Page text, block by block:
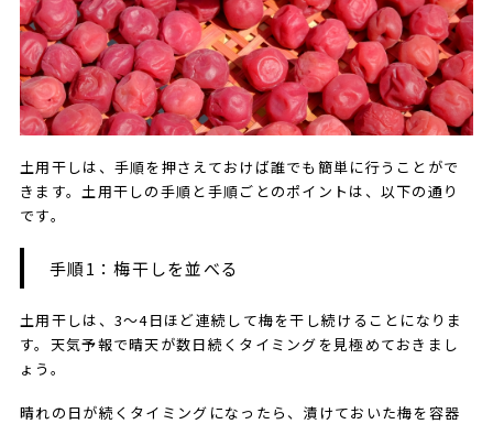
土用干しは、手順を押さえておけば誰でも簡単に行うことがで
きます。土用干しの手順と手順ごとのポイントは、以下の通り
です。
手順1：梅干しを並べる
土用干しは、3～4日ほど連続して梅を干し続けることになりま
す。天気予報で晴天が数日続くタイミングを見極めておきまし
ょう。
晴れの日が続くタイミングになったら、漬けておいた梅を容器